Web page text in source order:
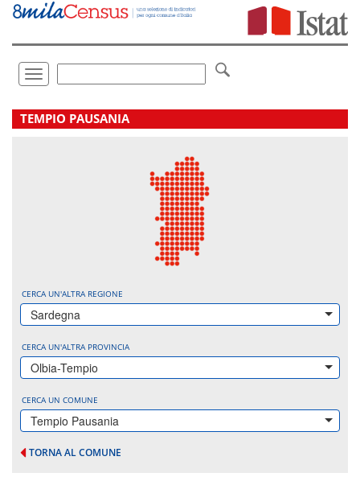
Vai
direttamente
Toggle
navigation
.
TEMPIO PAUSANIA
CERCA UN'ALTRA REGIONE
Sardegna
CERCA UN'ALTRA PROVINCIA
Olbia-Tempio
CERCA UN COMUNE
Tempio Pausania
TORNA AL COMUNE